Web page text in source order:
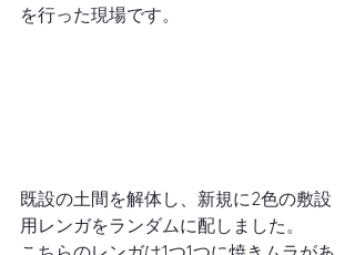
を行った現場です。
既設の土間を解体し、新規に2色の敷設
用レンガをランダムに配しました。